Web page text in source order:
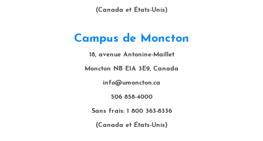
(Canada et États-Unis)
Campus de Moncton
18, avenue Antonine-Maillet
Moncton NB E1A 3E9, Canada
info@umoncton.ca
506 858-4000
Sans frais: 1 800 363-8336
(Canada et États-Unis)